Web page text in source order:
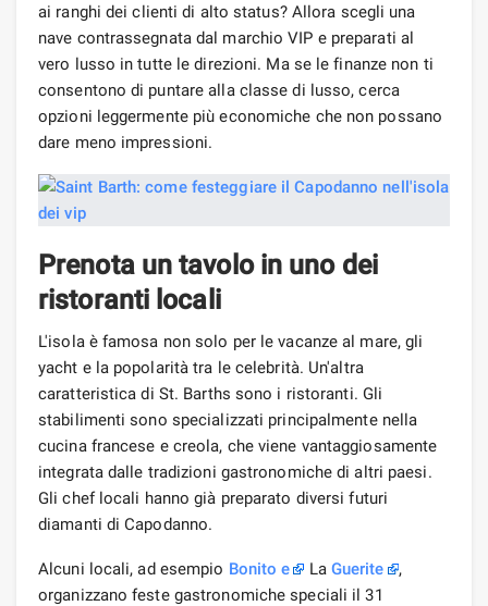
ai ranghi dei clienti di alto status? Allora scegli una
nave contrassegnata dal marchio VIP e preparati al
vero lusso in tutte le direzioni. Ma se le finanze non ti
consentono di puntare alla classe di lusso, cerca
opzioni leggermente più economiche che non possano
dare meno impressioni.
Prenota un tavolo in uno dei
ristoranti locali
L'isola è famosa non solo per le vacanze al mare, gli
yacht e la popolarità tra le celebrità. Un'altra
caratteristica di St. Barths sono i ristoranti. Gli
stabilimenti sono specializzati principalmente nella
cucina francese e creola, che viene vantaggiosamente
integrata dalle tradizioni gastronomiche di altri paesi.
Gli chef locali hanno già preparato diversi futuri
diamanti di Capodanno.
Alcuni locali, ad esempio Bonito e La Guerite
,
organizzano feste gastronomiche speciali il 31